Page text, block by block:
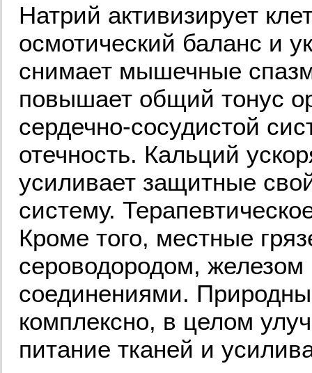
Натрий активизирует
осмотический баланс и
снимает мышечные
повышает общий тонус
сердечно-сосудистой
отечность. Кальций
усиливает защитные
систему.
Кроме того, местные
сероводородом,
соединениями.
комплексно, в целом
питание тканей и